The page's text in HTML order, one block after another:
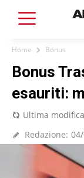
Home Bonus
Bonus
esauriti:
Ultima
Redazione: